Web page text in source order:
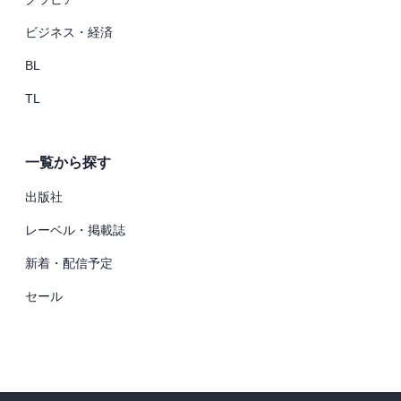
ビジネス・経済
BL
TL
一覧から探す
出版社
レーベル・掲載誌
新着・配信予定
セール